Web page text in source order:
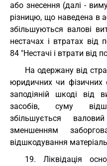
або знесення (далі -
різницю, що наведена в
збільшуються валові
нестачах і втратах від
84 "Нестачі і втрати від
На одержану від
юридичних чи фізичних
заподіяній шкоді від
засобів, суму
збільшується
зменшенням
відшкодування
19. Ліквідація